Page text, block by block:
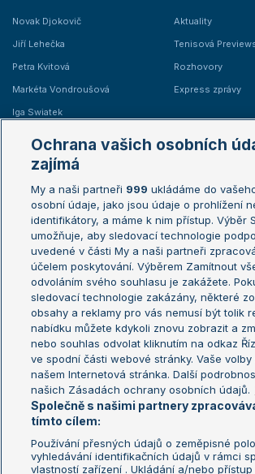
Novak Djokovič
Jiří Lehečka
Petra Kvitová
Markéta Vondroušová
Iga Swiatek
Aktuality
Tenisová
Rozhovory
Express zprávy
Žebříčky
Žebříček ATP (muži)
Žebříček WTA (ženy)
Sázkařský žebříček
Australian Open
French Open
Wimbledon
US Open
Turnaj mistrů
Turnaj mistryň
Aktualní trendy
Fotbalové přestupy
Livesport Daily
LS Prague Open
Ochrana vašich osobních
zajímá
My a naši partneři 999 ukládáme do
osobní údaje, jako jsou údaje o prohlížení
identifikátory, a máme k nim přístup. Výběr
umožňuje, aby sledovací technologie
uvedené v části My a naši partneři
účelem poskytování. Výběrem Zamítnout
odvoláním svého souhlasu je zakážete.
sledovací technologie zakázány, některé
obsahy a reklamy pro vás nemusí být tolik
nabídku můžete kdykoli znovu zobrazit a
nebo souhlas odvolat kliknutím na odkaz
ve spodní části webové stránky. Vaše
našem Internetová stránka. Další
našich Zásadách ochrany osobních údajů.
Společně s našimi partnery
tímto cílem:
Používání přesných údajů o zeměpisné
vyhledávání identifikačních údajů v rámci
vlastností zařízení . Ukládání a/nebo